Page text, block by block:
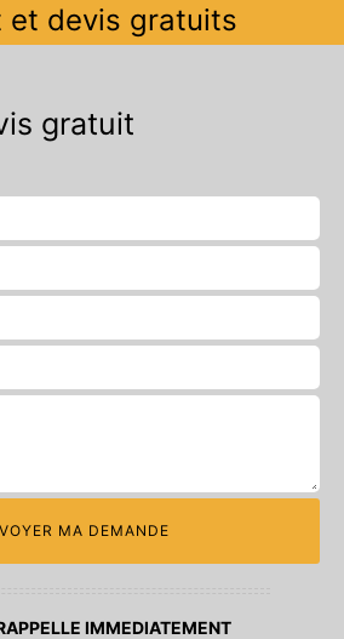
et devis gratuits
gratuit
IMMEDIATEMENT